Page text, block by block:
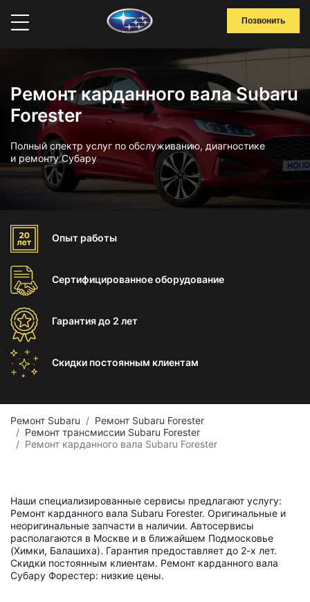
Позвонить
Ремонт карданного вала Subaru
Forester
Полный спектр услуг по обслуживанию, диагностике
и ремонту Субару
Опыт работы
Сертифицированноеоборудование
Гарантиядо 2 лет
Скидки постоянным клиентам
Ремонт Subaru
Ремонт Subaru Forester
Ремонт трансмиссии Subaru Forester
Ремонт карданного вала Subaru Forester
Наши специализированные сервисы предлагают услугу:
Ремонт карданного вала Subaru Forester. Оригинальные и
неоригинальные запчасти в наличии. Автосервисы
располагаются в Москве и в ближайшем Подмосковье
(Химки, Балашиха). Гарантия предоставляет до 2-х лет.
Скидки постоянным клиентам. Ремонт карданного вала
Субару Форестер: низкие цены.